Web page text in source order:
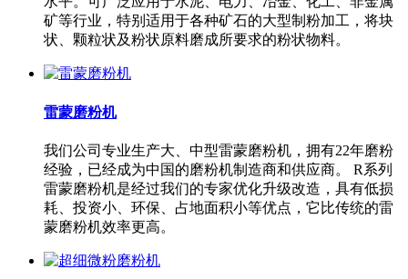
矿等行业，特别适用于各种矿石的大型制粉加工，将块
状、颗粒状及粉状原料磨成所要求的粉状物料。
雷蒙磨粉机
我们公司专业生产大、中型雷蒙磨粉机，拥有22年磨粉
经验，已经成为中国的磨粉机制造商和供应商。 R系列
雷蒙磨粉机是经过我们的专家优化升级改造，具有低损
耗、投资小、环保、占地面积小等优点，它比传统的雷
蒙磨粉机效率更高。